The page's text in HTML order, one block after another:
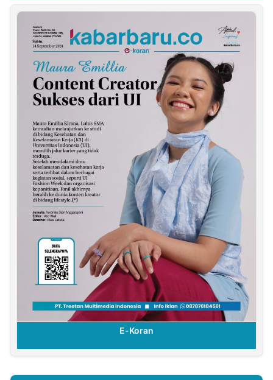
E-Koran